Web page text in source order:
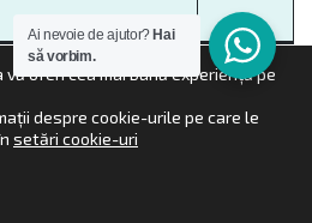
primar 530 Lei
ă
oferi cea mai bună experiență pe
despre cookie-urile pe care le
setări cookie-uri
Ai nevoie de ajutor? Hai
să vorbim.